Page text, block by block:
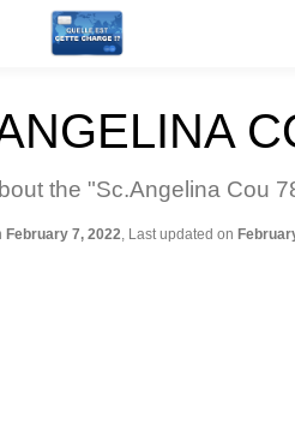
the "Sc.Angelina Cou
February 7, 2022, Last updated on